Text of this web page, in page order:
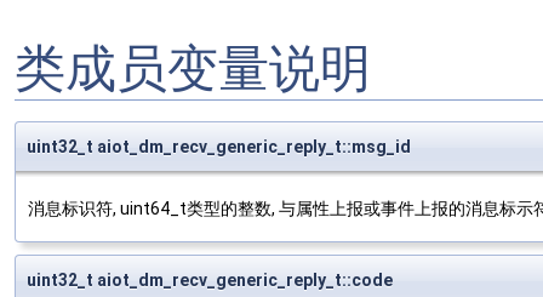
类成员变量说明
uint32_t aiot_dm_recv_generic_reply_t::msg_id
消息标识符, uint64_t类型的整数, 与属性上报或事件上报的消息标示
uint32_t aiot_dm_recv_generic_reply_t::code